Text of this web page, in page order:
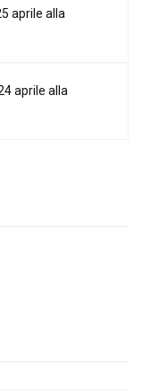
aprile alla
aprile alla